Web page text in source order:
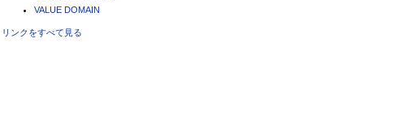
VALUE DOMAIN
リンクをすべて見る